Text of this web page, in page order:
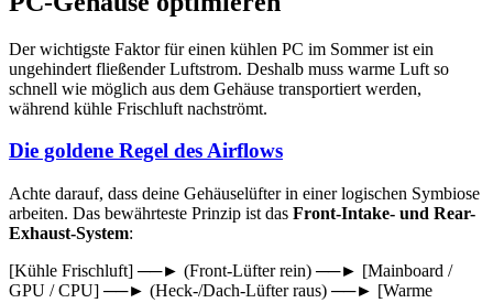
Der wichtigste Faktor für einen kühlen PC im Sommer ist ein
ungehindert fließender Luftstrom. Deshalb muss warme Luft so
schnell wie möglich aus dem Gehäuse transportiert werden,
während kühle Frischluft nachströmt.
Die goldene Regel des Airflows
Achte darauf, dass deine Gehäuselüfter in einer logischen Symbiose
arbeiten. Das bewährteste Prinzip ist das Front-Intake- und Rear-
Exhaust-System:
[Kühle Frischluft] ──► (Front-Lüfter rein) ──► [Mainboard /
GPU / CPU] ──► (Heck-/Dach-Lüfter raus) ──► [Warme